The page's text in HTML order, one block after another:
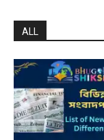
ALL